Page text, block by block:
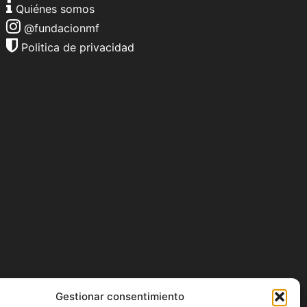
Gestionar consentimiento
Quiénes somos
@fundacionmf
Politica de privacidad